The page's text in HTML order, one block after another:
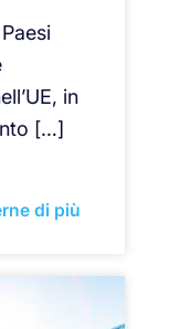
in
[…]
di più